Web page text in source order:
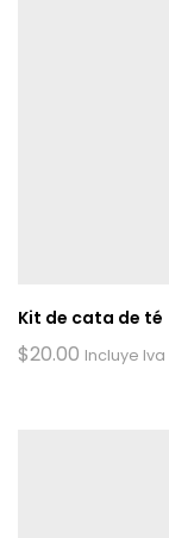
Kit de cata de té
$20.00 Incluye Iva